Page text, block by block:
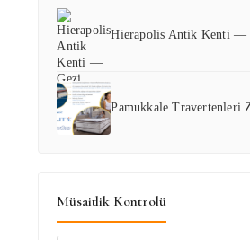
Hierapolis Antik Kenti —
Pamukkale Travertenleri
Müsaitlik Kontrolü